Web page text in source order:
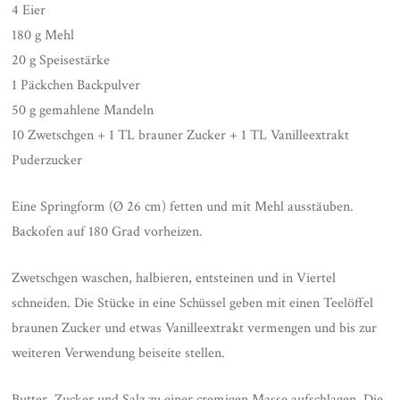
4 Eier
180 g Mehl
20 g Speisestärke
1 Päckchen Backpulver
50 g gemahlene Mandeln
10 Zwetschgen + 1 TL brauner Zucker + 1 TL Vanilleextrakt
Puderzucker
Eine Springform (Ø 26 cm) fetten und mit Mehl ausstäuben.
Backofen auf 180 Grad vorheizen.
Zwetschgen waschen, halbieren, entsteinen und in Viertel
schneiden. Die Stücke in eine Schüssel geben mit einen Teelöffel
braunen Zucker und etwas Vanilleextrakt vermengen und bis zur
weiteren Verwendung beiseite stellen.